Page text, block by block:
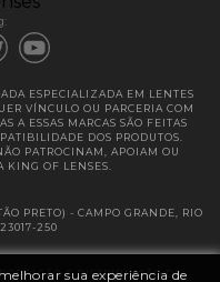
sua experiência de
ESPECIALIZADA EM LENTES
VÍNCULO OU PARCERIA COM
A ESSAS MARCAS SÃO FEITAS
DOS PRODUTOS.
PATROCINAM, APOIAM OU
KING OF LENSES.
PRETO) - CAMPO GRANDE, RIO
250
E DISTRIBUIÇÃO DE